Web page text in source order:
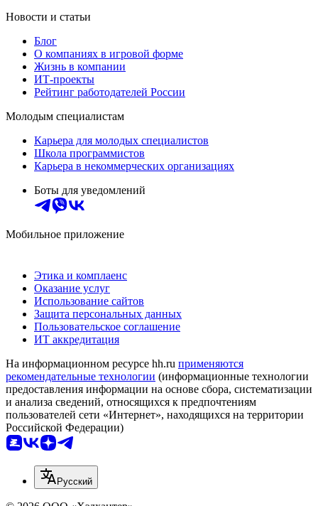
Новости и статьи
Блог
О компаниях в игровой форме
Жизнь в компании
ИТ-проекты
Рейтинг работодателей России
Молодым специалистам
Карьера для молодых специалистов
Школа программистов
Карьера в некоммерческих организациях
Боты для уведомлений
Мобильное приложение
Этика и комплаенс
Оказание услуг
Использование сайтов
Защита персональных данных
Пользовательское соглашение
ИТ аккредитация
На информационном ресурсе hh.ru применяются
рекомендательные технологии (информационные технологии
предоставления информации на основе сбора, систематизации
и анализа сведений, относящихся к предпочтениям
пользователей сети «Интернет», находящихся на территории
Российской Федерации)
Русский